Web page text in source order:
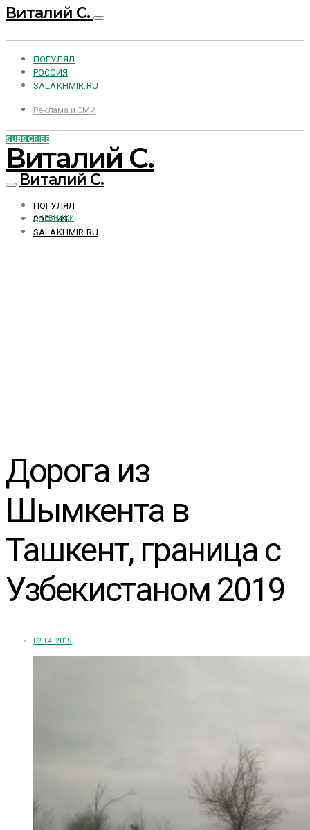
Виталий С.
ПОГУЛЯЛ
РОССИЯ
SALAKHMIR.RU
Реклама и СМИ
SUBSCRIBE
Виталий С.
Виталий С.
ПОГУЛЯЛ
РОССИЯ
SALAKHMIR.RU
ДНЕВНИКИ
Дорога из
Шымкента в
Ташкент, граница с
Узбекистаном 2019
02.04.2019